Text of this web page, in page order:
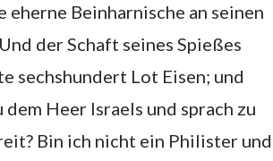
Beinharnische an seinen
der Schaft seines Spießes
sechshundert Lot Eisen; und
Heer Israels und sprach zu
Bin ich nicht ein Philister und